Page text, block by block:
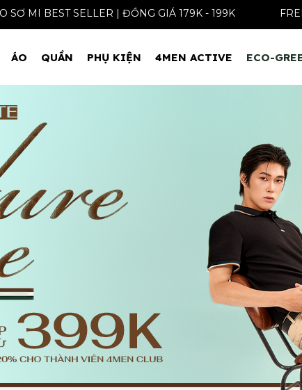
ÁO SƠ MI BEST SELLER | ĐỒNG GIÁ 179K - 199K
ÁO QUẦN PHỤ KIỆN 4MEN ACTIVE ECO-